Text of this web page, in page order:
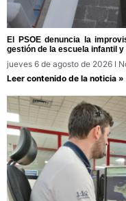
El PSOE denuncia la
gestión de la escuela infantil
jueves 6 de agosto de 2026
Leer contenido de la noticia »